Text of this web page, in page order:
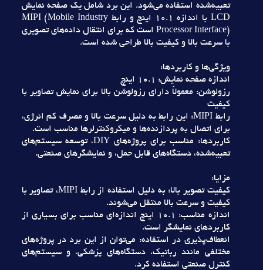
تعبيه‌شده استفاده مي‌شود. اين برد شامل يک صفحه نمايش
LCD با اندازه 10.1 اينچ و رابط MIPI (Mobile Industry
Processor Interface) است که براي انتقال داده‌هاي تصويري
با سرعت بالا و کيفيت بالا طراحي شده است.
ويژگي‌ها و کاربردها:
اندازه صفحه نمايش: 10.1 اينچ
رزولوشن: معمولاً داراي رزولوشن بالا براي نمايش تصاوير با
کيفيت
رابط MIPI: اين رابط به دليل سرعت بالا و مصرف کم انرژي،
براي اتصال به پردازنده‌ها و ميکروکنترلرها مناسب است.
کاربردها: مناسب براي پروژه‌هاي DIY، توسعه سيستم‌هاي
تعبيه‌شده، دستگاه‌هاي قابل حمل، و نمايشگرهاي صنعتي.
مزايا:
کيفيت تصوير بالا: به دليل استفاده از رابط MIPI، تصاوير با
کيفيت و سرعت بالا منتقل مي‌شوند.
اندازه مناسب: 10.1 اينچ اندازه‌اي مناسب براي بسياري از
کاربردهاي نمايشگر است.
انعطاف‌پذيري در استفاده: مي‌توان از اين برد در پروژه‌هاي
مختلفي مانند رباتيک، دستگاه‌هاي پزشکي، و سيستم‌هاي
کنترل صنعتي استفاده کرد.